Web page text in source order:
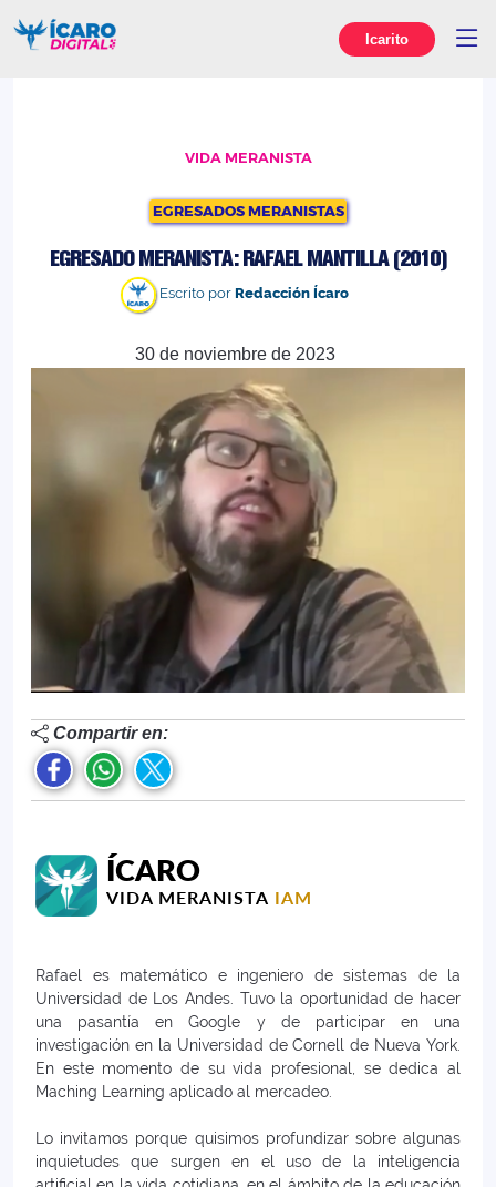
Icarito
VIDA MERANISTA
EGRESADOS MERANISTAS
EGRESADO MERANISTA: RAFAEL MANTILLA (2010)
Escrito por Redacción Ícaro
30 de noviembre de 2023
Compartir en:
ÍCARO
VIDA MERANISTA IAM
Rafael es matemático e ingeniero de sistemas de la
Universidad de Los Andes. Tuvo la oportunidad de hacer
una pasantía en Google y de participar en una
investigación en la Universidad de Cornell de Nueva York.
En este momento de su vida profesional, se dedica al
Maching Learning aplicado al mercadeo.
Lo invitamos porque quisimos profundizar sobre algunas
inquietudes que surgen en el uso de la inteligencia